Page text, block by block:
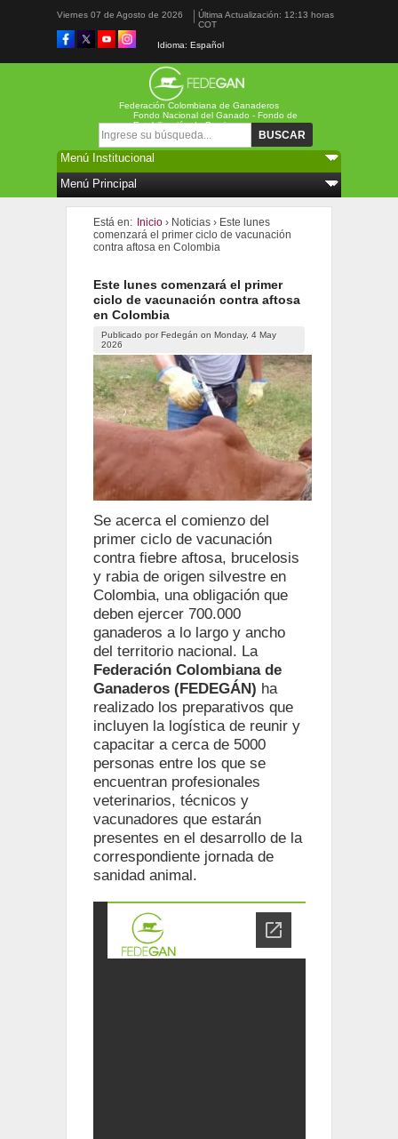
Viernes 07 de Agosto de 2026
Última Actualización: 12:13 horas
COT
Idioma: Español
Federación Colombiana de Ganaderos
Formulario de búsqueda
Fondo Nacional del Ganado - Fondo de
Estabilización de Precios
Está en: Inicio › Noticias › Este lunes
comenzará el primer ciclo de vacunación
contra aftosa en Colombia
Este lunes comenzará el primer
ciclo de vacunación contra aftosa
en Colombia
Publicado por Fedegán on Monday, 4 May
2026
Se acerca el comienzo del
primer ciclo de vacunación
contra fiebre aftosa, brucelosis
y rabia de origen silvestre en
Colombia, una obligación que
deben ejercer 700.000
ganaderos a lo largo y ancho
del territorio nacional. La
Federación Colombiana de
Ganaderos (FEDEGÁN) ha
realizado los preparativos que
incluyen la logística de reunir y
capacitar a cerca de 5000
personas entre los que se
encuentran profesionales
veterinarios, técnicos y
vacunadores que estarán
presentes en el desarrollo de la
correspondiente jornada de
sanidad animal.